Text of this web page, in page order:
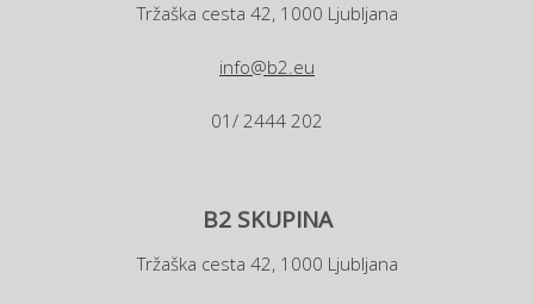
Tržaška cesta 42, 1000 Ljubljana
info@b2.eu
01/ 2444 202
B2 SKUPINA
Tržaška cesta 42, 1000 Ljubljana